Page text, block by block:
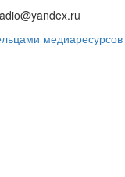
медиаресурсов